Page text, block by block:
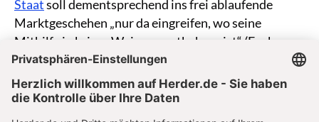
Staatsoll dementsprechend ins frei ablaufende
Marktgeschehen „nur da eingreifen, wo seine
Mithilfe in keiner Weise zu entbehren ist“ (Eucken
2004: 348). Dies ist aus ökonomischer Sicht insb.
dann der Fall, wennMarktversagen, etwa in Form
von Kartellabsprachen, Betrug oder